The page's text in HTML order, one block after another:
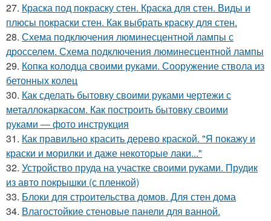
27. Краска под покраску стен. Краска для стен. Виды и
плюсы покраски стен. Как выбрать краску для стен.
28. Схема подключения люминесцентной лампы с
дросселем. Схема подключения люминесцентной лампы
29. Копка колодца своими руками. Сооружение ствола из
бетонных колец
30. Как сделать бытовку своими руками чертежи с
металлокаркасом. Как построить бытовку своими
руками — фото инструкция
31. Как правильно красить дерево краской. "Я покажу и
краски и морилки и даже некоторые лаки..."
32. Устройство пруда на участке своими руками. Прудик
из авто покрышки (с пленкой)
33. Блоки для строительства домов. Для стен дома
34. Влагостойкие стеновые панели для ванной.